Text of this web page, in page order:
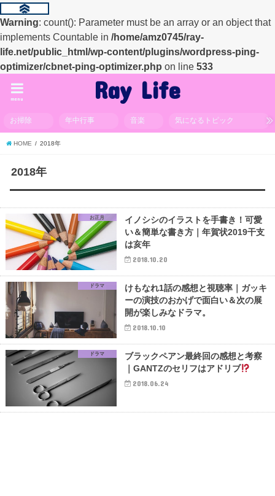
Warning: count(): Parameter must be an array or an object that
implements Countable in /home/amz0745/ray-
life.net/public_html/wp-content/plugins/wordpress-ping-
optimizer/cbnet-ping-optimizer.php on line 533
Ray Life
menu
お掃除 年中行事 音楽 気になるトピック
HOME 2018年
2018年
お正月
イノシシのイラストを手書き！可愛
い＆簡単な書き方｜年賀状2019干支
は亥年
2018.10.20
ドラマ
けもなれ1話の感想と視聴率｜ガッキ
ーの演技のおかげで面白い＆次の展
開が楽しみなドラマ。
2018.10.10
ドラマ
ブラックペアン最終回の感想と考察
｜GANTZのセリフはアドリブ
2018.06.24